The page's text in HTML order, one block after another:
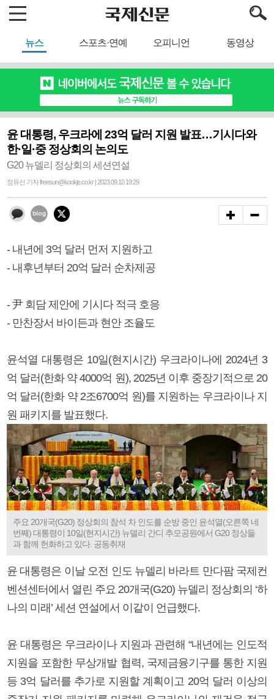
뉴스 스포츠·연예 오피니언 동영상
윤 대통령, 우크라에 23억 달러 지원 발표…기시다와
한·일·중 정상회의 논의도
G20 뉴델리 정상회의 세션연설
정유선 기자 freesun@kookje.co.kr | 2023.09.10 19:29
- 내년에 3억 달러 먼저 지원하고
- 내후년부터 20억 달러 순차제공
- 尹 회담 제안에 기시다 적극 호응
- 만찬장서 바이든과 현안 조율도
윤석열 대통령은 10일(현지시간) 우크라이나에 2024년 3
억 달러(한화 약 4000억 원), 2025년 이후 중장기적으로 20
억 달러(한화 약 2조6700억 원)를 지원하는 우크라이나 지
원 패키지를 발표했다.
주요 20개국(G20) 정상회의 참석 차 인도를 순방 중인 윤석열(오른쪽 네
번째) 대통령이 10일(현지시간) 뉴델리 간디 추모공원에서 G20 정상들
과 함께 헌화하고 있다. 공동취재
윤 대통령은 이날 오전 인도 뉴델리 바라트 만다팜 국제컨
벤션센터에서 열린 주요 20개국(G20) 뉴델리 정상회의 ‘하
나의 미래’ 세션 연설에서 이같이 언급했다.
윤 대통령은 우크라이나 지원과 관련해 “내년에는 인도적
지원을 포함한 무상개발 협력, 국제금융기구를 통한 지원
등 3억 달러를 추가로 지원할 계획이고 20억 달러 이상의